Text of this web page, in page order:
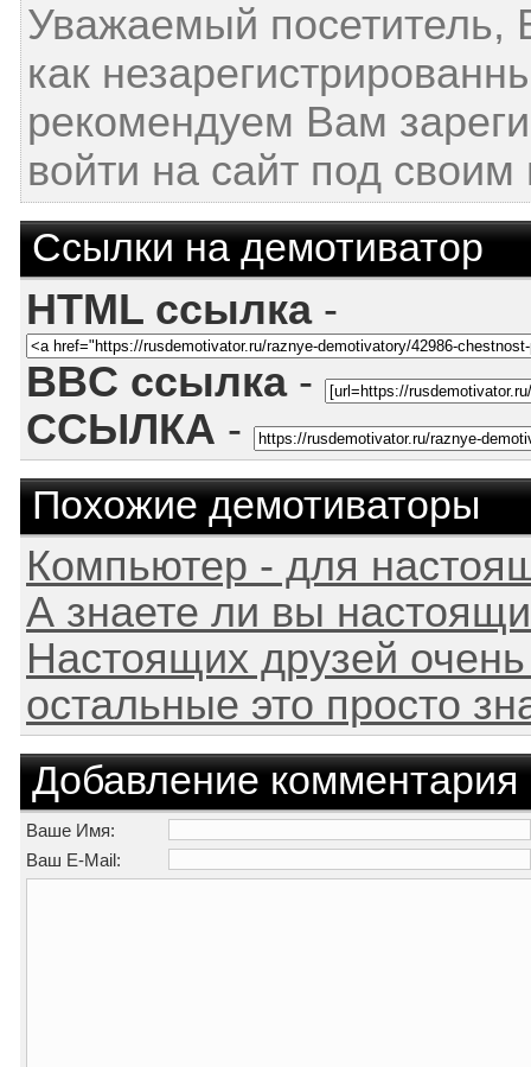
Уважаемый посетитель,
как
рекомендуем Вам
войти на сайт под
Ссылки на демотиватор
HTML ссылка-
BBC ссылка-
ССЫЛКА -
Похожие демотиваторы
Компьютер - для
А знаете ли вы
Настоящих друзей
остальные это просто
Добавление комментария
Ваше Имя:
Ваш E-Mail: